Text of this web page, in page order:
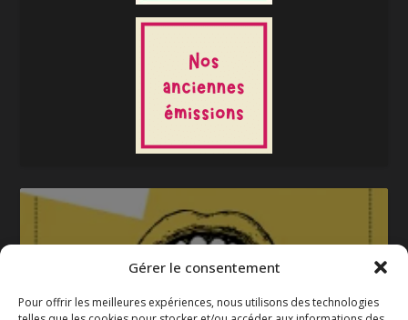
Gérer le consentement
Pour offrir les meilleures expériences, nous utilisons des technologies